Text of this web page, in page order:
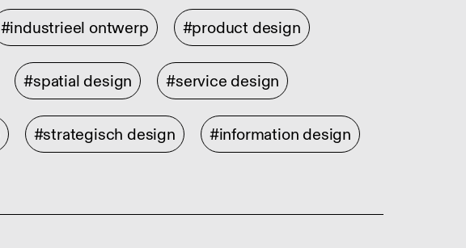
#industrieel ontwerp #product design
#spatial design #service design
#strategisch design #information design